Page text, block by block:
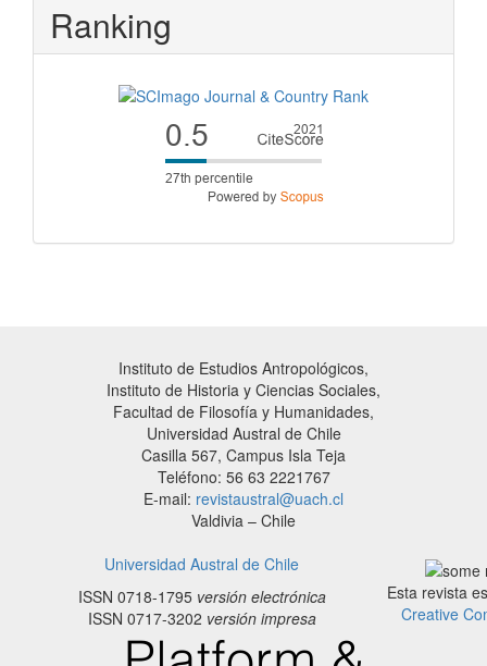
Ranking
Instituto de Estudios Antropológicos,
Instituto de Historia y Ciencias Sociales,
Facultad de Filosofía y Humanidades,
Universidad Austral de Chile
Casilla 567, Campus Isla Teja
Teléfono: 56 63 2221767
E-mail: revistaustral@uach.cl
Valdivia – Chile
Universidad Austral de Chile
ISSN 0718-1795versión electrónica
ISSN 0717-3202 versión impresa
Esta revista
Creative